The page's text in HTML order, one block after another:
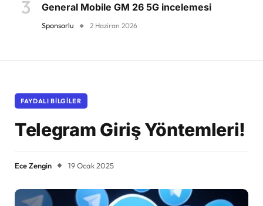
General Mobile GM 26 5G incelemesi
Sponsorlu 2 Haziran 2026
FAYDALI BILGILER
Telegram Giriş Yöntemleri!
Ece Zengin 19 Ocak 2025